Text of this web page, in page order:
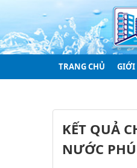
TRANG CHỦ GIỚI
KẾT QUẢ
NƯỚC